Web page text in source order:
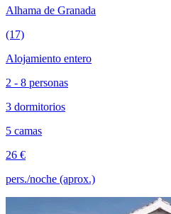
Alhama de Granada
(17)
Alojamiento entero
2 - 8 personas
3 dormitorios
5 camas
26 €
pers./noche (aprox.)